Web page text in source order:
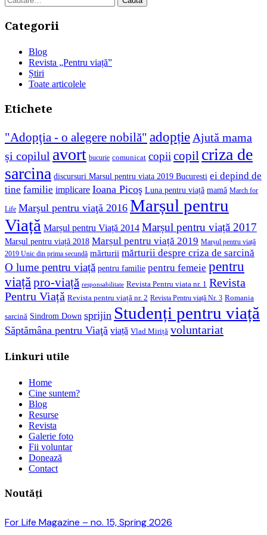
după:
Categorii
Blog
Revista „Pentru viață”
Știri
Toate articolele
Etichete
"Adopţia - o alegere nobilă" adopțieAjută mama
și copilul avort bucurie comunicat copiicopil criza de
sarcina discursuri Marsul pentru viata 2019 Bucuresti ei depind de
tine familie implicare Ioana Picoş Luna pentru viață mamă March for
Life Marşul pentru viaţă 2016 Marșul pentru
Viață Marșul pentru Viață 2014 Marșul pentru viață 2017
Marșul pentru viață 2018 Marșul pentru viață 2019 Marșul pentru viață
2019 Unic din prima secundă mărturii mărturii despre criza de sarcină
O lume pentru viață pentru familie pentru femeie pentru
viațăpro-viață responsabilitate Revista Pentru viata nr. 1 Revista
Pentru Viață Revista pentru viață nr. 2 Revista Pentru viață Nr. 3 Romania
sarcină Sindrom Down sprijin Studenți pentru viață
Săptămâna pentru Viaţă viață Vlad Miriță voluntariat
Linkuri utile
Home
Cine suntem?
Blog
Resurse
Revista
Galerie foto
Fii voluntar
Donează
Contact
Noutăți
For Life Magazine – no. 15, Spring 2026